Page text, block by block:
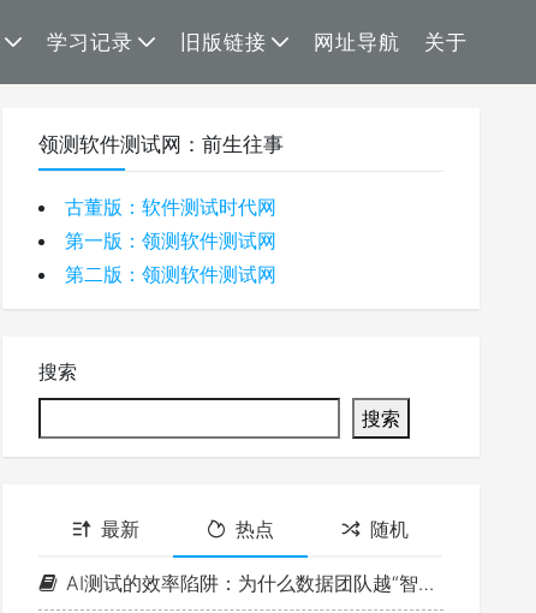
学习记录 旧版链接 网址导航 关于
领测软件测试网：前生往事
古董版：软件测试时代网
第一版：领测软件测试网
第二版：领测软件测试网
搜索
搜索
最新 热点 随机
AI测试的效率陷阱：为什么数据团队越“智能”，测试思维越浅薄？